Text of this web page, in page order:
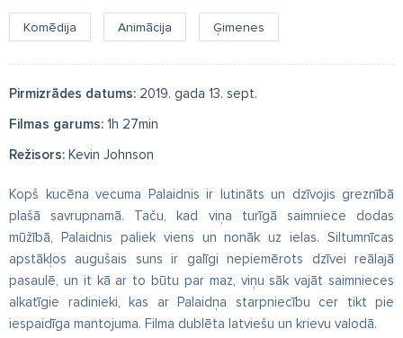
Komēdija Animācija Ģimenes
Pirmizrādes datums: 2019. gada 13. sept.
Filmas garums: 1h 27min
Režisors: Kevin Johnson
Kopš kucēna vecuma Palaidnis ir lutināts un dzīvojis greznībā
plašā savrupnamā. Taču, kad viņa turīgā saimniece dodas
mūžībā, Palaidnis paliek viens un nonāk uz ielas. Siltumnīcas
apstākļos augušais suns ir galīgi nepiemērots dzīvei reālajā
pasaulē, un it kā ar to būtu par maz, viņu sāk vajāt saimnieces
alkatīgie radinieki, kas ar Palaidņa starpniecību cer tikt pie
iespaidīga mantojuma. Filma dublēta latviešu un krievu valodā.